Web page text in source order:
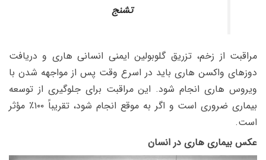
تشنج
مراقبت از زخم، تزریق گلوبولین ایمنی انسانی هاری و دریافت
دوزهای واکسن هاری باید در اسرع وقت پس از مواجهه شدن با
ویروس هاری انجام شود. این مراقبت برای جلوگیری از توسعه
بیماری ضروری است و اگر به‌ موقع انجام شود، تقریباً ۱۰۰٪ مؤثر
است.
عکس بیماری هاری در انسان